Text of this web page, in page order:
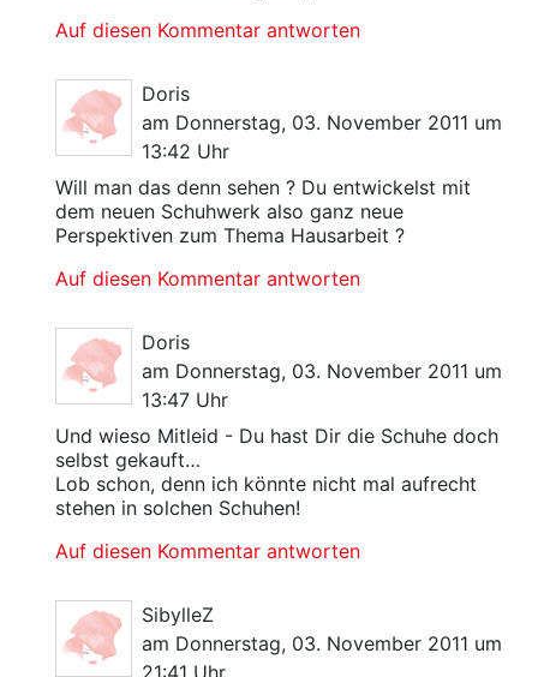
Auf diesen Kommentar antworten
Doris
am Donnerstag, 03. November 2011 um
13:42 Uhr
Will man das denn sehen ? Du entwickelst mit
dem neuen Schuhwerk also ganz neue
Perspektiven zum Thema Hausarbeit ?
Auf diesen Kommentar antworten
Doris
am Donnerstag, 03. November 2011 um
13:47 Uhr
Und wieso Mitleid - Du hast Dir die Schuhe doch
selbst gekauft…
Lob schon, denn ich könnte nicht mal aufrecht
stehen in solchen Schuhen!
Auf diesen Kommentar antworten
SibylleZ
am Donnerstag, 03. November 2011 um
21:41 Uhr